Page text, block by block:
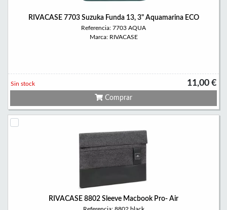
RIVACASE 7703 Suzuka Funda 13, 3" Aquamarina ECO
Referencia: 7703 AQUA
Marca: RIVACASE
11,00 €
Sin stock
Comprar
RIVACASE 8802 Sleeve Macbook Pro- Air